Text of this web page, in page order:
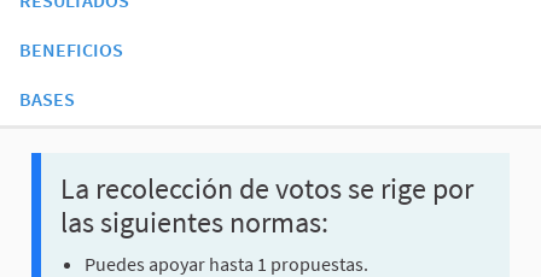
BENEFICIOS
BASES
La recolección de votos se rige por
las siguientes normas:
Puedes apoyar hasta 1 propuestas.